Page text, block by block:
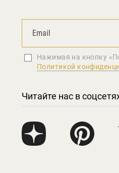
Нажимая на кнопку
Политикой
Читайте нас в